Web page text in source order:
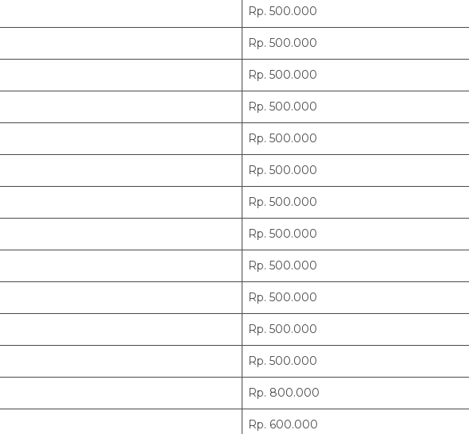
Rp. 500.000
Rp. 500.000
Rp. 500.000
Rp. 500.000
Rp. 500.000
Rp. 500.000
Rp. 500.000
Rp. 500.000
Rp. 500.000
Rp. 500.000
Rp. 500.000
Rp. 500.000
Rp. 800.000
Rp. 600.000